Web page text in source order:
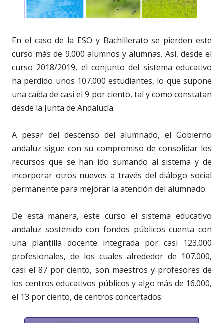
En el caso de la ESO y Bachillerato se pierden este
curso más de 9.000 alumnos y alumnas. Así, desde el
curso 2018/2019, el conjunto del sistema educativo
ha perdido unos 107.000 estudiantes, lo que supone
una caída de casi el 9 por ciento, tal y como constatan
desde la Junta de Andalucía.
A pesar del descenso del alumnado, el Gobierno
andaluz sigue con su compromiso de consolidar los
recursos que se han ido sumando al sistema y de
incorporar otros nuevos a través del diálogo social
permanente para mejorar la atención del alumnado.
De esta manera, este curso el sistema educativo
andaluz sostenido con fondos públicos cuenta con
una plantilla docente integrada por casi 123.000
profesionales, de los cuales alrededor de 107.000,
casi el 87 por ciento, son maestros y profesores de
los centros educativos públicos y algo más de 16.000,
el 13 por ciento, de centros concertados.